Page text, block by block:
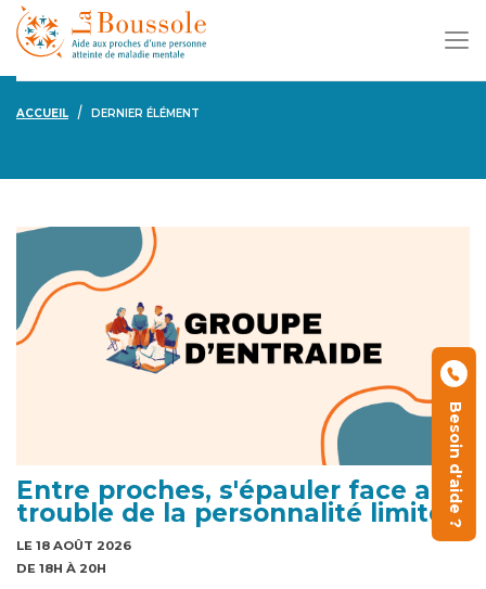
Besoin d'aide ?
ACCUEIL DERNIER ÉLÉMENT
Entre proches, s'épauler face au
trouble de la personnalité limite
LE 18 AOÛT 2026
DE 18H À 20H